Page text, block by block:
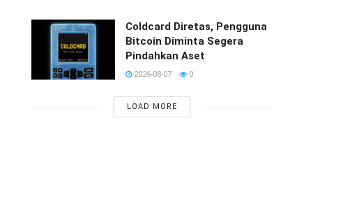
Coldcard Diretas, Pengguna
Bitcoin Diminta Segera
Pindahkan Aset
2026-08-07 0
LOAD MORE